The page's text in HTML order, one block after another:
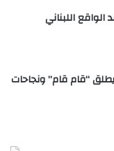
اللبناني
“قام قام” ونجاحات